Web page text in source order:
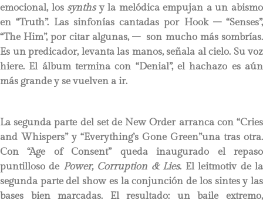
emocional, los synthsy la melódica empujan a un abismo
en “Truth”. Las sinfonías cantadas por Hook – “Senses”,
“The Him”, por citar algunas, – son mucho más sombrías.
Es un predicador, levanta las manos, señala al cielo. Su voz
hiere. El álbum termina con “Denial”, el hachazo es aún
más grande y se vuelven a ir.
La segunda parte del set de New Order arranca con “Cries
and Whispers” y “Everything’s Gone Green”una tras otra.
Con “Age of Consent” queda inaugurado el repaso
puntilloso de Power, Corruption & Lies. El leitmotiv de la
segunda parte del show es la conjunción de los sintes y las
bases bien marcadas. El resultado: un baile extremo,